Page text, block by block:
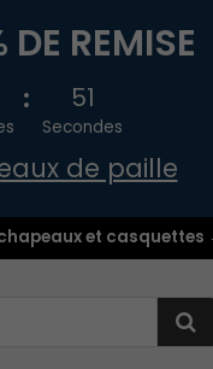
REMISE
50
Secondes
de paille
et casquettes